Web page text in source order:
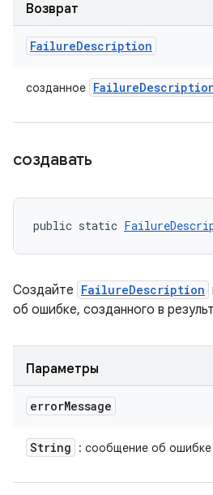
Возврат
FailureDescription
созданное Failure
создавать
public static
Создайте FailureDescription
об ошибке, созданного в
Параметры
errorMessage
String : сообщение об ошибке